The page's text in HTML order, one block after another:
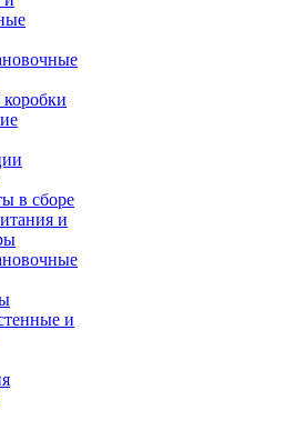
в сборе
и
и